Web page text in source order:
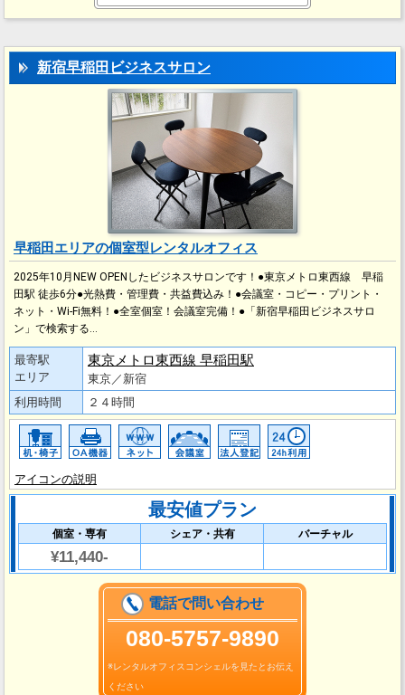
新宿早稲田ビジネスサロン
早稲田エリアの個室型レンタルオフィス
2025年10月NEW OPENしたビジネスサロンです！●東京メトロ東西線 早稲
田駅 徒歩6分●光熱費・管理費・共益費込み！●会議室・コピー・プリント・
ネット・Wi-Fi無料！●全室個室！会議室完備！●「新宿早稲田ビジネスサロ
ン」で検索する…
最寄駅
エリア
東京メトロ東西線 早稲田駅
東京／新宿
利用時間
２４時間
アイコンの説明
最安値プラン
個室・専有 シェア・共有 バーチャル
¥11,440-
電話で問い合わせ
080-5757-9890
※レンタルオフィスコンシェルを見たとお伝え
ください